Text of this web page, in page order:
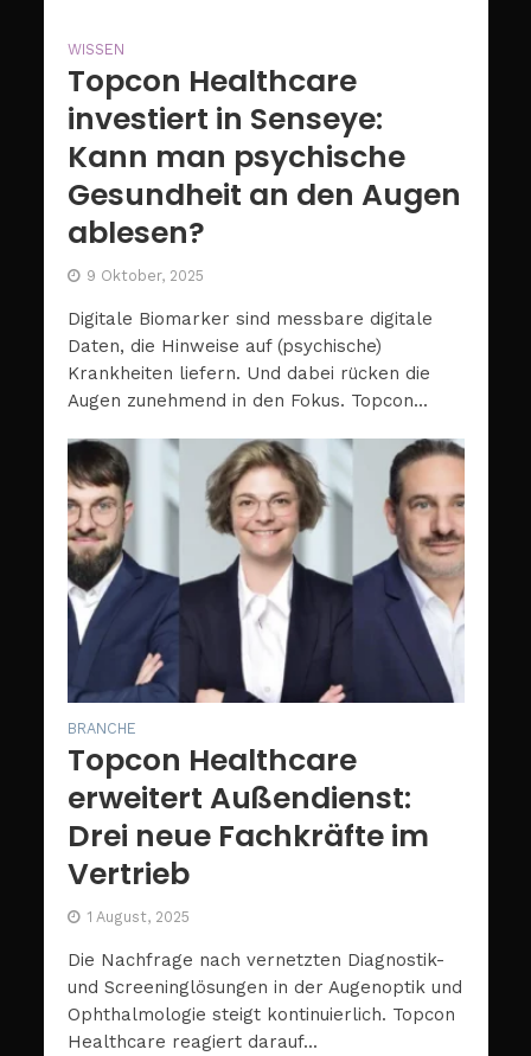
WISSEN
Topcon Healthcare
investiert in Senseye:
Kann man psychische
Gesundheit an den Augen
ablesen?
9 Oktober, 2025
Digitale Biomarker sind messbare digitale
Daten, die Hinweise auf (psychische)
Krankheiten liefern. Und dabei rücken die
Augen zunehmend in den Fokus. Topcon...
BRANCHE
Topcon Healthcare
erweitert Außendienst:
Drei neue Fachkräfte im
Vertrieb
1 August, 2025
Die Nachfrage nach vernetzten Diagnostik-
und Screeninglösungen in der Augenoptik und
Ophthalmologie steigt kontinuierlich. Topcon
Healthcare reagiert darauf...